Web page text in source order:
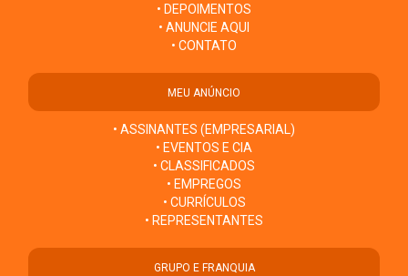
• DEPOIMENTOS
• ANUNCIE AQUI
• CONTATO
MEU ANÚNCIO
• ASSINANTES (EMPRESARIAL)
• EVENTOS E CIA
• CLASSIFICADOS
• EMPREGOS
• CURRÍCULOS
• REPRESENTANTES
GRUPO E FRANQUIA